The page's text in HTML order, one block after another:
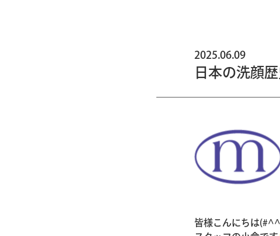
2025.06.09
日本の洗顔
皆様こんにちは